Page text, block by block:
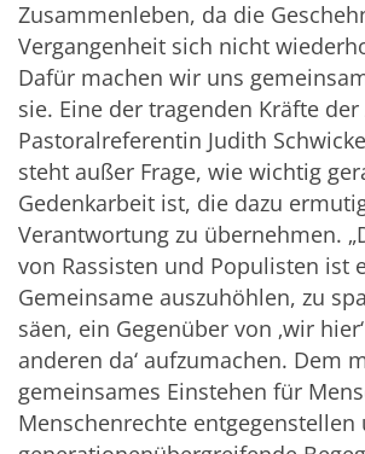
Zusammenleben, da die
Vergangenheit sich nicht
Dafür machen wir uns
sie. Eine der tragenden Kräfte der
Pastoralreferentin Judith
steht außer Frage, wie wichtig
Gedenkarbeit ist, die dazu
Verantwortung zu übernehmen.
von Rassisten und Populisten ist
Gemeinsame auszuhöhlen, zu
säen, ein Gegenüber von ‚wir
anderen da‘ aufzumachen. Dem
gemeinsames Einstehen für
Menschenrechte entgegenstellen